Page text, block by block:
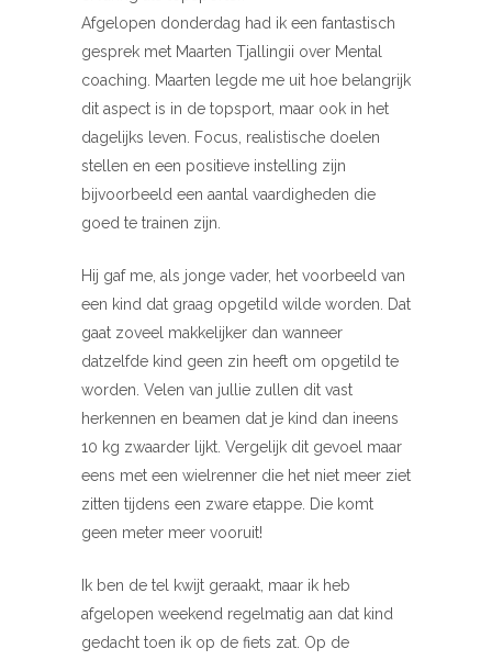
Afgelopen donderdag had ik een fantastisch
gesprek met Maarten Tjallingii over Mental
coaching. Maarten legde me uit hoe belangrijk
dit aspect is in de topsport, maar ook in het
dagelijks leven. Focus, realistische doelen
stellen en een positieve instelling zijn
bijvoorbeeld een aantal vaardigheden die
goed te trainen zijn.
Hij gaf me, als jonge vader, het voorbeeld van
een kind dat graag opgetild wilde worden. Dat
gaat zoveel makkelijker dan wanneer
datzelfde kind geen zin heeft om opgetild te
worden. Velen van jullie zullen dit vast
herkennen en beamen dat je kind dan ineens
10 kg zwaarder lijkt. Vergelijk dit gevoel maar
eens met een wielrenner die het niet meer ziet
zitten tijdens een zware etappe. Die komt
geen meter meer vooruit!
Ik ben de tel kwijt geraakt, maar ik heb
afgelopen weekend regelmatig aan dat kind
gedacht toen ik op de fiets zat. Op de